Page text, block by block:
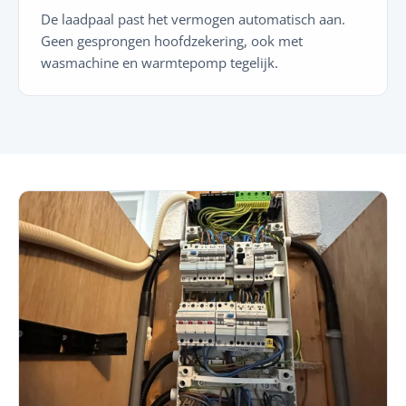
De laadpaal past het vermogen automatisch aan.
Geen gesprongen hoofdzekering, ook met
wasmachine en warmtepomp tegelijk.